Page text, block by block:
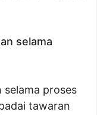
selama
selama proses
tawaran